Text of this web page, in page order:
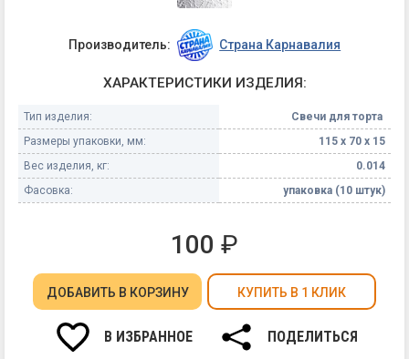
Производитель: Страна Карнавалия
ХАРАКТЕРИСТИКИ ИЗДЕЛИЯ:
Тип изделия:
Свечи для торта
Размеры упаковки, мм:
115 х 70 х 15
Вес изделия, кг:
0.014
Фасовка:
упаковка (10 штук)
100 ₽
ДОБАВИТЬ В КОРЗИНУ КУПИТЬ В 1 КЛИК
В ИЗБРАННОЕ ПОДЕЛИТЬСЯ